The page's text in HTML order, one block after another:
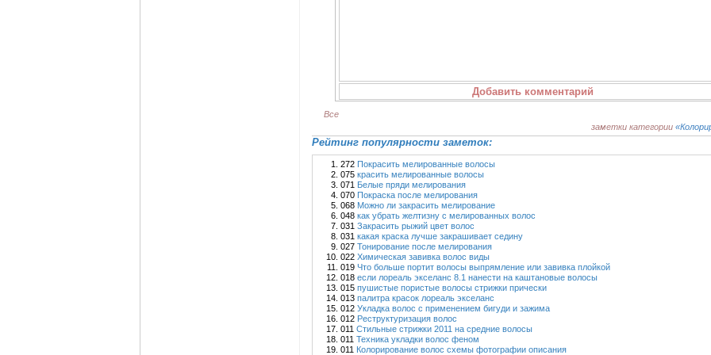
Все
заметки категории
Рейтинг популярности заметок:
272 Покрасить мелированные волосы
075 красить мелированные волосы
071 Белые пряди мелирования
070 Покраска после мелирования
068 Можно ли закрасить мелирование
048 как убрать желтизну с мелированных волос
031 Закрасить рыжий цвет волос
031 какая краска лучше закрашивает седину
027 Тонирование после мелирования
022 Химическая завивка волос виды
019 Что больше портит волосы выпрямление или завивка плойкой
018 если лореаль экселанс 8.1 нанести на каштановые волосы
015 пушистые пористые волосы стрижки прически
013 палитра красок лореаль экселанс
012 Укладка волос с применением бигуди и зажима
012 Реструктуризация волос
011 Стильные стрижки 2011 на средние волосы
011 Техника укладки волос феном
011 Колорирование волос схемы фотографии описания